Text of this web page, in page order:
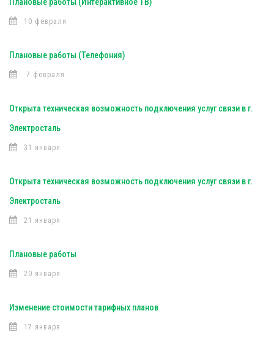
10 февраля
Плановые работы (Телефония)
7 февраля
Открыта техническая возможность подключения услуг связи в г.
Электросталь
31 января
Открыта техническая возможность подключения услуг связи в г.
Электросталь
21 января
Плановые работы
20 января
Изменение стоимости тарифных планов
17 января